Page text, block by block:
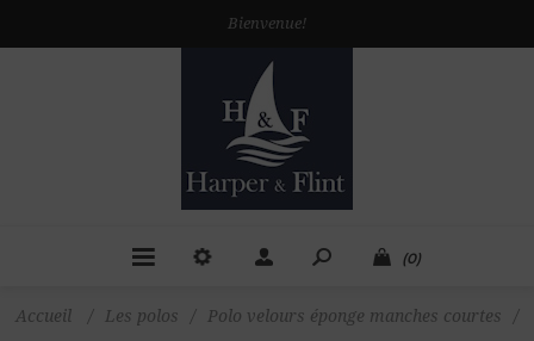
Bienvenue!
(0)
Accueil / Les polos / Polo velours éponge manches courtes
/